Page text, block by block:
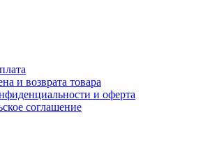
и возврата товара
и оферта
соглашение